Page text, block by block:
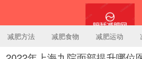
减肥方法 减肥食物 减肥运动